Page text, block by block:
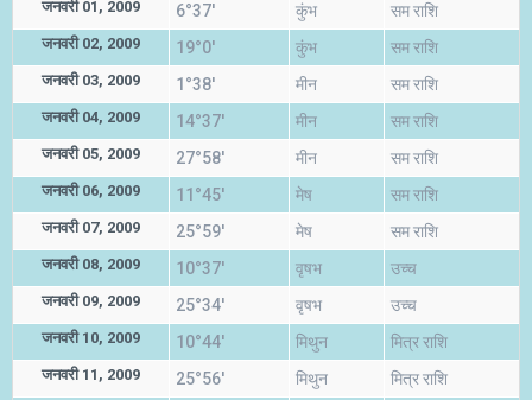
जनवरी 01, 2009 6°37' कुंभ सम राशि
जनवरी 02, 2009 19°0' कुंभ सम राशि
जनवरी 03, 2009 1°38' मीन सम राशि
जनवरी 04, 2009 14°37' मीन सम राशि
जनवरी 05, 2009 27°58' मीन सम राशि
जनवरी 06, 2009 11°45' मेष सम राशि
जनवरी 07, 2009 25°59' मेष सम राशि
जनवरी 08, 2009 10°37' वृषभ उच्च
जनवरी 09, 2009 25°34' वृषभ उच्च
जनवरी 10, 2009 10°44' मिथुन मित्र राशि
जनवरी 11, 2009 25°56' मिथुन मित्र राशि